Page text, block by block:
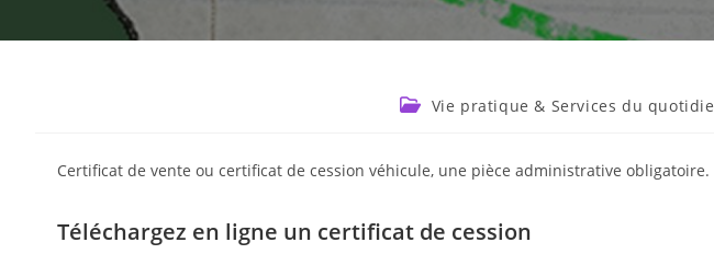
Vie pratique & Services du
Certificat de vente ou certificat de cession véhicule, une pièce administrative obligatoire.
Téléchargez en ligne un certificat de cession